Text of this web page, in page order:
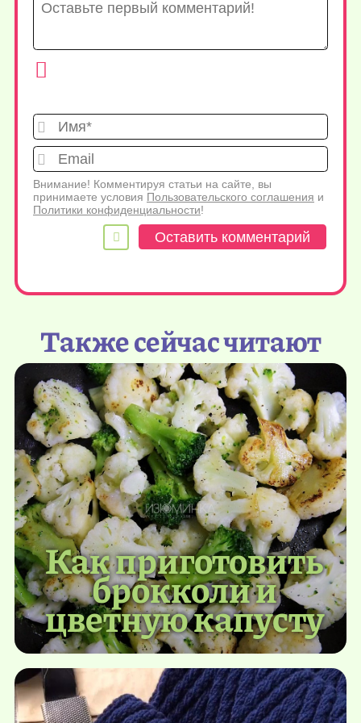
Имя*
Внимание! Комментируя статьи на сайте, вы
принимаете условия Пользовательского соглашения и
Политики конфиденциальности!
Также сейчас читают
Как приготовить
брокколи и
цветную капусту